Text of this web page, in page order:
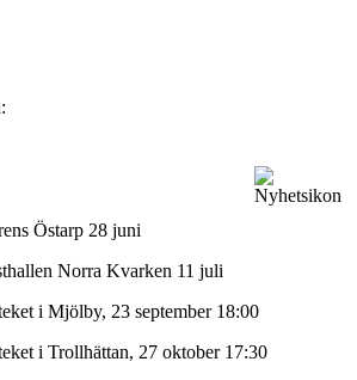
Östarp 28 juni
Norra Kvarken 11 juli
i Mjölby, 23 september 18:00
i Trollhättan, 27 oktober 17:30